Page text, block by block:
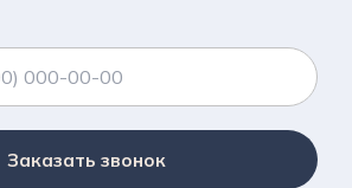
Заказать звонок